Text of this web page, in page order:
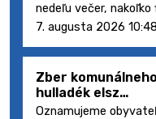
nedeľu večer, nakoľko
7. augusta 2026 10:48
Zber
hulladék elsz…
Oznamujeme